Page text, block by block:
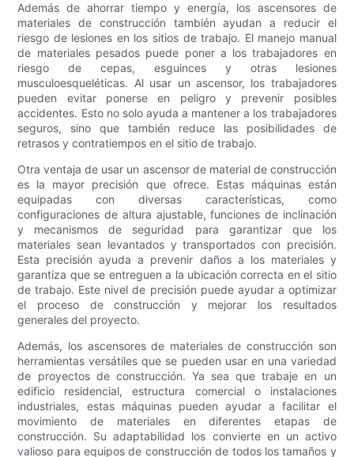
Además de ahorrar tiempo y energía, los ascensores de
materiales de construcción también ayudan a reducir el
riesgo de lesiones en los sitios de trabajo. El manejo manual
de materiales pesados ​​puede poner a los trabajadores en
riesgo de cepas, esguinces y otras lesiones
musculoesqueléticas. Al usar un ascensor, los trabajadores
pueden evitar ponerse en peligro y prevenir posibles
accidentes. Esto no solo ayuda a mantener a los trabajadores
seguros, sino que también reduce las posibilidades de
retrasos y contratiempos en el sitio de trabajo.
Otra ventaja de usar un ascensor de material de construcción
es la mayor precisión que ofrece. Estas máquinas están
equipadas con diversas características, como
configuraciones de altura ajustable, funciones de inclinación
y mecanismos de seguridad para garantizar que los
materiales sean levantados y transportados con precisión.
Esta precisión ayuda a prevenir daños a los materiales y
garantiza que se entreguen a la ubicación correcta en el sitio
de trabajo. Este nivel de precisión puede ayudar a optimizar
el proceso de construcción y mejorar los resultados
generales del proyecto.
Además, los ascensores de materiales de construcción son
herramientas versátiles que se pueden usar en una variedad
de proyectos de construcción. Ya sea que trabaje en un
edificio residencial, estructura comercial o instalaciones
industriales, estas máquinas pueden ayudar a facilitar el
movimiento de materiales en diferentes etapas de
construcción. Su adaptabilidad los convierte en un activo
valioso para equipos de construcción de todos los tamaños y